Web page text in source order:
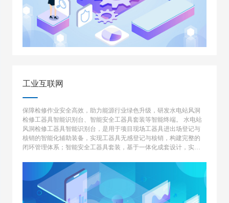
工业互联网
保障检修作业安全高效，助力能源行业绿色升级，研发水电站风洞
检修工器具智能识别台、智能安全工器具套装等智能终端。 水电站
风洞检修工器具智能识别台，是用于项目现场工器具进出场登记与
核销的智能化辅助装备，实现工器具无感登记与核销，构建完整的
闭环管理体系；智能安全工器具套装，基于一体化成套设计，实现
范性监控预警。